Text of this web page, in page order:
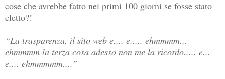
cose che avrebbe fatto nei primi 100 giorni se fosse stato
eletto?!
“La trasparenza, il sito web e.... e..... ehmmmm...
ehmmmm la terza cosa adesso non me la ricordo..... e...
e.... ehmmmmm....”